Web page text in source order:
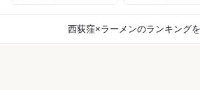
西荻窪×ラーメンのランキング